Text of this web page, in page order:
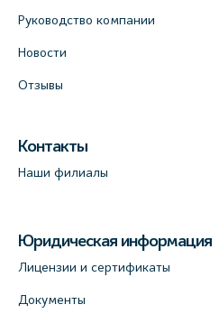
Руководство компании
Новости
Отзывы
Контакты
Наши филиалы
Юридическая информация
Лицензии и сертификаты
Документы